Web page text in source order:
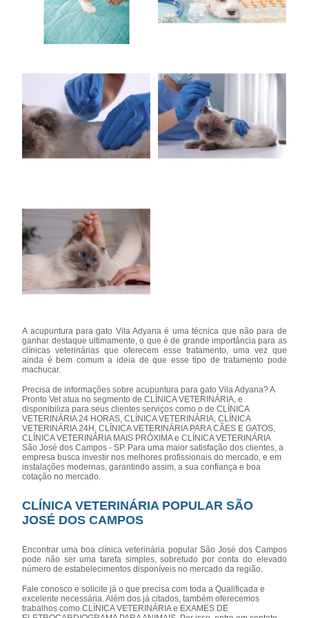
A acupuntura para gato Vila Adyana é uma técnica que não para de
ganhar destaque ultimamente, o que é de grande importância para as
clínicas veterinárias que oferecem esse tratamento, uma vez que
ainda é bem comum a ideia de que esse tipo de tratamento pode
machucar.
Precisa de informações sobre acupuntura para gato Vila Adyana? A
Pronto Vet atua no segmento de CLÍNICA VETERINÁRIA, e
disponibiliza para seus clientes serviços como o de CLÍNICA
VETERINÁRIA 24 HORAS, CLÍNICA VETERINÁRIA, CLÍNICA
VETERINÁRIA 24H, CLÍNICA VETERINÁRIA PARA CÃES E GATOS,
CLÍNICA VETERINÁRIA MAIS PRÓXIMA e CLÍNICA VETERINÁRIA
São José dos Campos - SP. Para uma maior satisfação dos clientes, a
empresa busca investir nos melhores profissionais do mercado, e em
instalações modernas, garantindo assim, a sua confiança e boa
cotação no mercado.
CLÍNICA VETERINÁRIA POPULAR SÃO
JOSÉ DOS CAMPOS
Encontrar uma boa clínica veterinária popular São José dos Campos
pode não ser uma tarefa simples, sobretudo por conta do elevado
número de estabelecimentos disponíveis no mercado da região.
Fale conosco e solicite já o que precisa com toda a Qualificada e
excelente necessária. Além dos já citados, também oferecemos
trabalhos como CLÍNICA VETERINÁRIA e EXAMES DE